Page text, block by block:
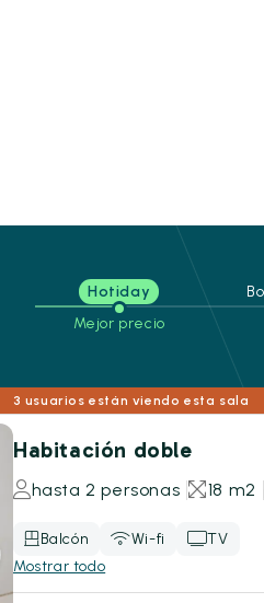
Hotiday
Mejor precio
3 usuarios están viendo esta sala
Habitación doble
hasta 2 personas 18 m2
Balcón Wi-fi
TV
Mostrar todo